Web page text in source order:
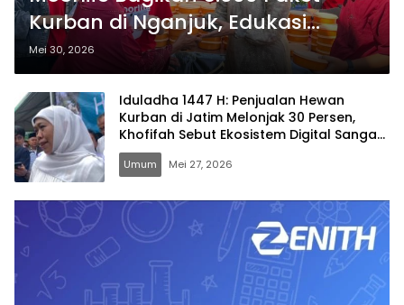
Kurban di Nganjuk, Edukasi
Penggunaan Wadah Makanan
Ramah Lingkungan
Mei 30, 2026
Iduladha 1447 H: Penjualan Hewan
Kurban di Jatim Melonjak 30 Persen,
Khofifah Sebut Ekosistem Digital Sangat
Membantu
Umum Mei 27, 2026